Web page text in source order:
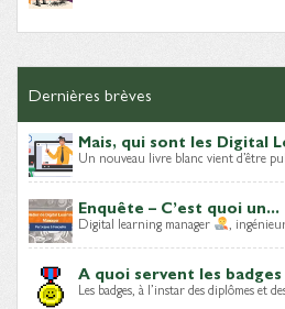
Dernières brèves
Mais, qui sont les Digital
Un nouveau livre blanc vient d’être
Enquête – C’est quoi un...
Digital learning manager ,
A quoi servent les
Les badges, à l’instar des diplômes et